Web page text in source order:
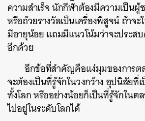
ความสำเร็จ นักกีฬาต้องมีความเป็นผู้
หรือถ้วยรางวัลเป็นเครื่องพิสูจน์ ถ้าจ
มีอายุน้อย แถมมีแนวโน้มว่าจะประส
อีกด้วย
อีกข้อที่สำคัญคือแง่มุมของการ
จะต้องเป็นที่รู้จักในวงกว้าง อุปนิสัย
ทั้งโลก หรืออย่างน้อยก็เป็นที่รู้จักในต
ไปอยู่ในระดับโลกได้